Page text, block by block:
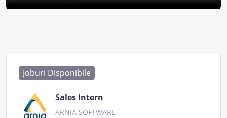
Joburi Disponibile
Sales Intern
ARNIA SOFTWARE